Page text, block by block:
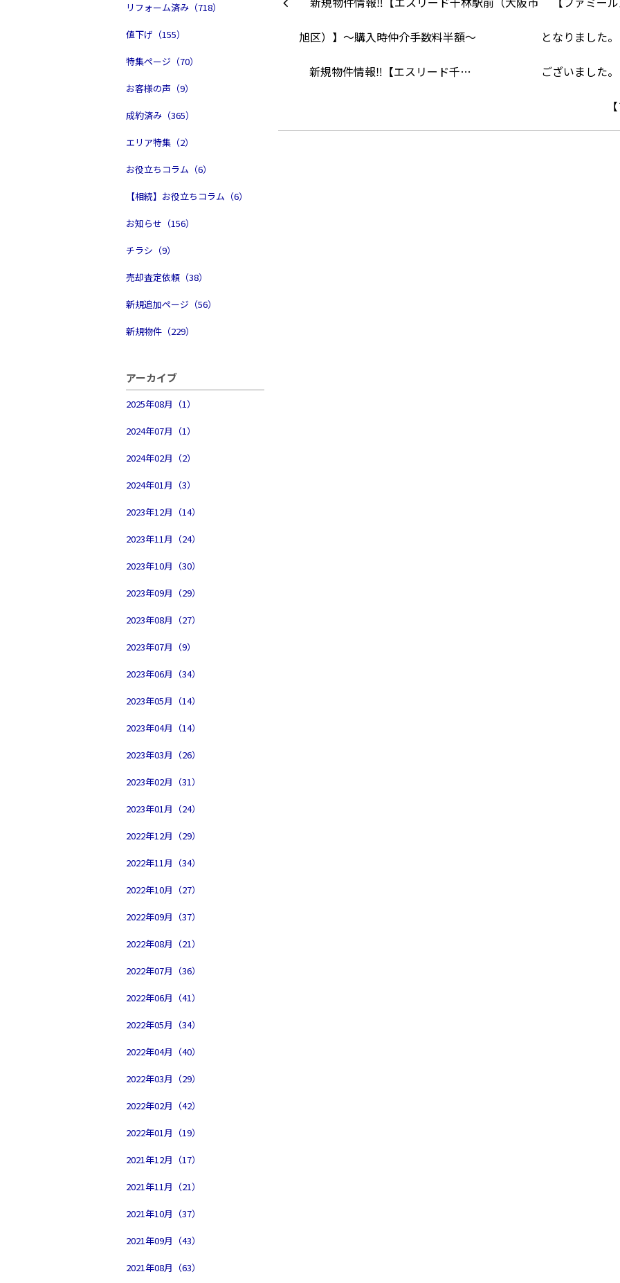
リフォーム済み（718）
値下げ（155）
特集ページ（70）
お客様の声（9）
成約済み（365）
エリア特集（2）
お役立ちコラム（6）
【相続】お役立ちコラム（6）
お知らせ（156）
チラシ（9）
売却査定依頼（38）
新規追加ページ（56）
新規物件（229）
アーカイブ
2025年08月（1）
2024年07月（1）
2024年02月（2）
2024年01月（3）
2023年12月（14）
2023年11月（24）
2023年10月（30）
2023年09月（29）
2023年08月（27）
2023年07月（9）
2023年06月（34）
2023年05月（14）
2023年04月（14）
2023年03月（26）
2023年02月（31）
2023年01月（24）
2022年12月（29）
2022年11月（34）
2022年10月（27）
2022年09月（37）
2022年08月（21）
2022年07月（36）
2022年06月（41）
2022年05月（34）
2022年04月（40）
2022年03月（29）
2022年02月（42）
2022年01月（19）
2021年12月（17）
2021年11月（21）
2021年10月（37）
2021年09月（43）
2021年08月（63）
新規物件情報‼【エスリード千…